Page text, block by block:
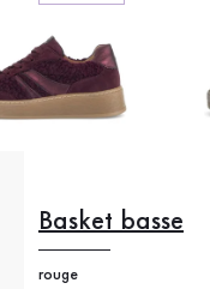
Basket basse
rouge